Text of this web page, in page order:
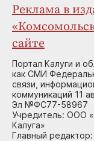
Реклама в
сайте
Портал Калуги и
как СМИ
связи,
коммуникаций 11
Эл №ФС77-58967
Учредитель: ООО
Калуга»
Главный